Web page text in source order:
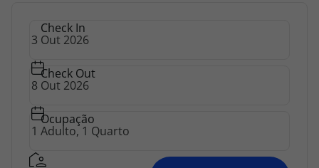
Check In
Check Out
Ocupação